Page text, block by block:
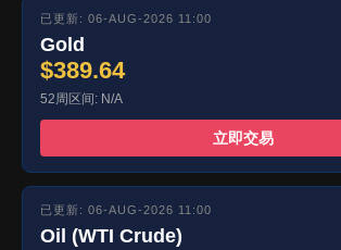
已更新: 06-AUG-2026 11:00
Gold
$389.64
52周区间: N/A
立即交易
已更新: 06-AUG-2026 11:00
Oil (WTI Crude)